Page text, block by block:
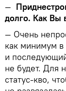
—
долго. Как Вы
— Очень
как минимум
и
не будет. Для
статус-кво,